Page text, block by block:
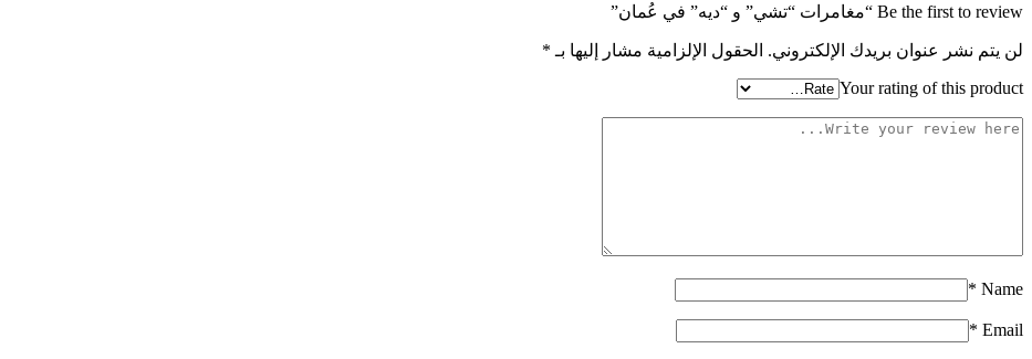
Be the first to review “مغامرات “تشي” و “ديه” في عُمان”
لن يتم نشر عنوان بريدك الإلكتروني. الحقول الإلزامية مشار إليها بـ *
Your rating of this product
Name
*
Email
*